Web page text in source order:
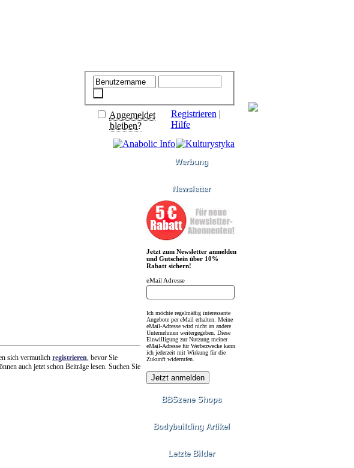
Angemeldet
bleiben?
Registrieren |
Hilfe
sich vermutlich registrieren, bevor Sie
auch jetzt schon Beiträge lesen. Suchen Sie
Werbung
Newsletter
Jetzt zum Newsletter anmelden
und Gutschein über 10%
Rabatt sichern!
eMail Adresse
Ich möchte regelmäßig interessante
Angebote per eMail erhalten. Meine
eMail-Adresse wird nicht an andere
Unternehmen weitergegeben. Diese
Einwilligung zur Nutzung meiner
eMail-Adresse für Werbezwecke kann
ich jederzeit mit Wirkung für die
Zukunft widerrufen.
BBSzene Shops
Bodybuilding Artikel
Letzte Bilder